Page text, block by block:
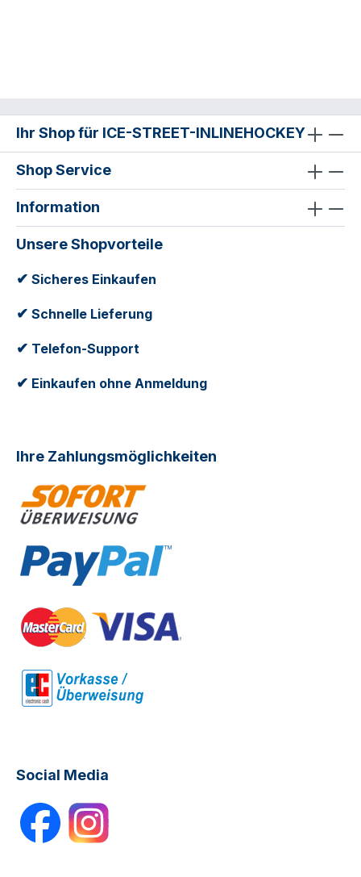
Ihr Shop für ICE-STREET-INLINEHOCKEY
Shop Service
Information
Unsere Shopvorteile
✔ Sicheres Einkaufen
✔ Schnelle Lieferung
✔ Telefon-Support
✔ Einkaufen ohne Anmeldung
Ihre Zahlungsmöglichkeiten
Social Media